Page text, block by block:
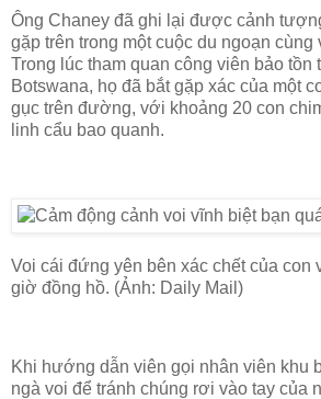
Ông Chaney đã ghi lại được cảnh
gặp trên trong một cuộc du ngoạn
Trong lúc tham quan công viên bảo tồn
Botswana, họ đã bắt gặp xác của một
gục trên đường, với khoảng 20 con
linh cẩu bao quanh.
Voi cái đứng yên bên xác chết của con
giờ đồng hồ. (Ảnh: Daily Mail)
Khi hướng dẫn viên gọi nhân viên khu
ngà voi để tránh chúng rơi vào tay của